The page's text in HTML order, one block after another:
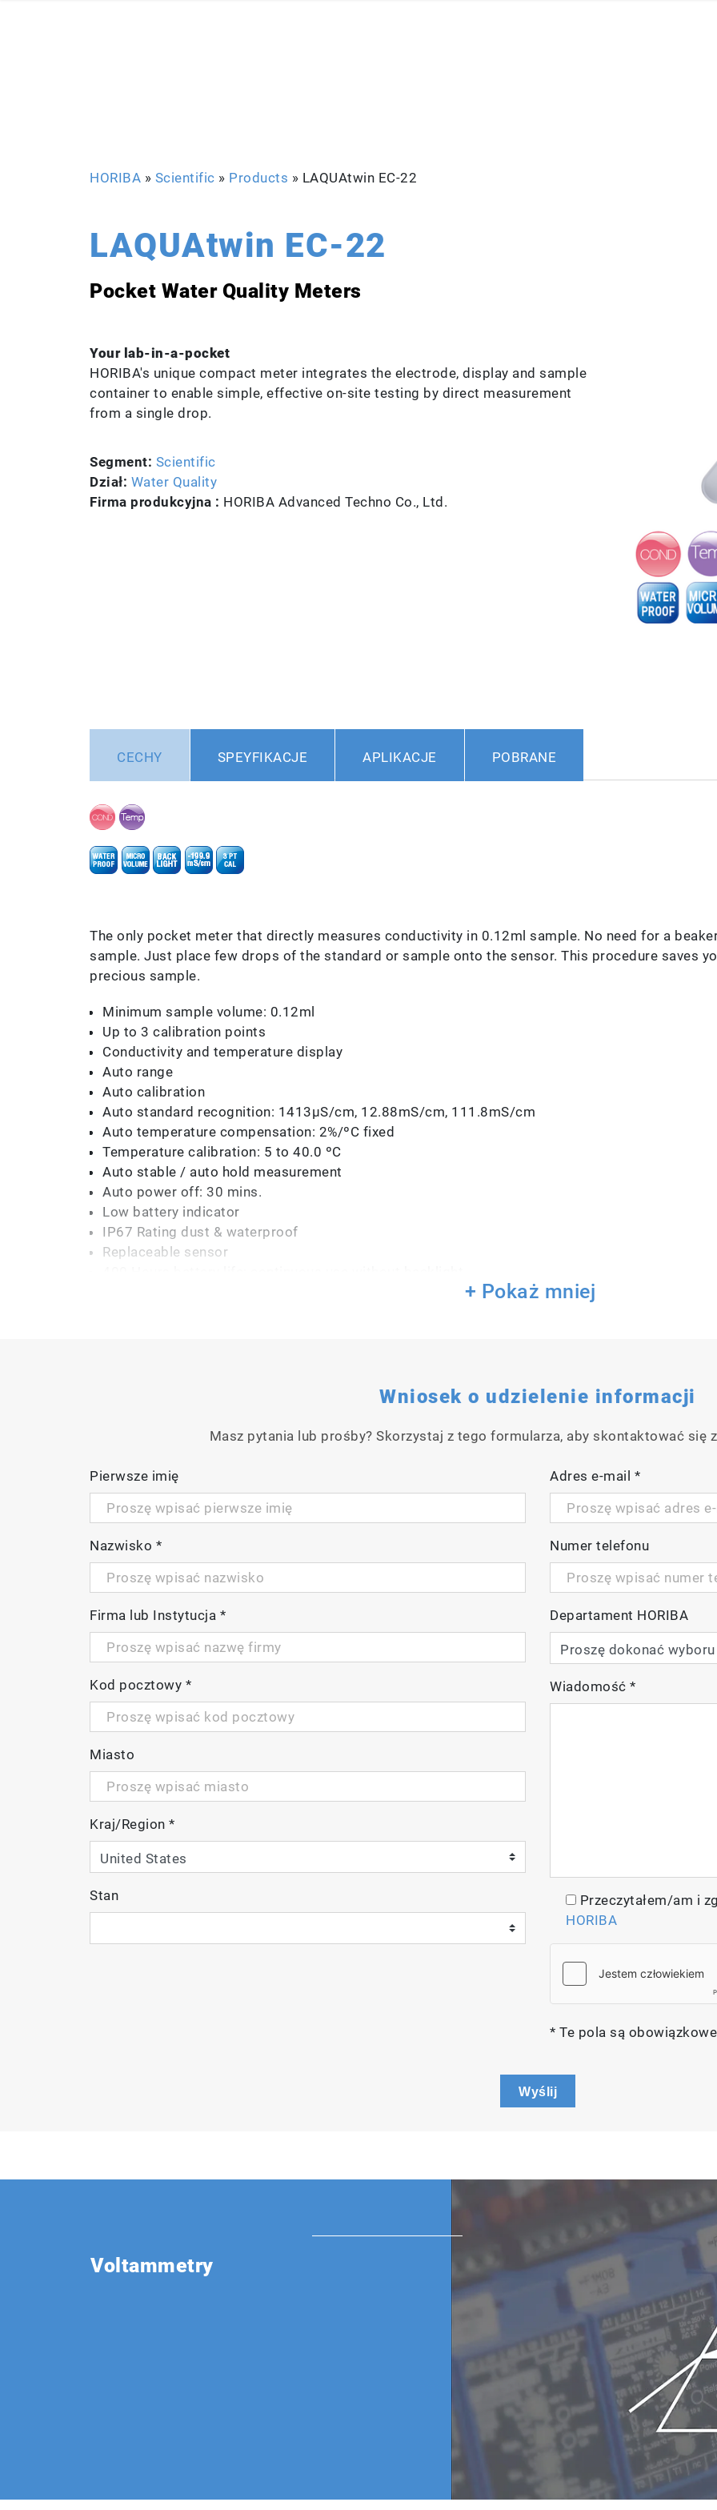
HORIBA » Scientific » Products » LAQUAtwin EC-22
LAQUAtwin EC-22
Pocket Water Quality Meters
Your lab-in-a-pocket
HORIBA's unique compact meter integrates the electrode, display and sample
container to enable simple, effective on-site testing by direct measurement
from a single drop.
Segment: Scientific
Dział: Water Quality
Firma produkcyjna : HORIBA Advanced Techno Co., Ltd.
CECHY SPEYFIKACJE APLIKACJE POBRANE
The only pocket meter that directly measures conductivity in 0.12ml sample. No need for a
sample. Just place few drops of the standard or sample onto the sensor. This procedure saves
precious sample.
Minimum sample volume: 0.12ml
Up to 3 calibration points
Conductivity and temperature display
Auto range
Auto calibration
Auto standard recognition: 1413µS/cm, 12.88mS/cm, 111.8mS/cm
Auto temperature compensation: 2%/ºC fixed
Temperature calibration: 5 to 40.0 ºC
Auto stable / auto hold measurement
Auto power off: 30 mins.
Low battery indicator
IP67 Rating dust & waterproof
Replaceable sensor
Materials: ABS epoxy body & titanium coated with platinum black sensor
Supplied with 1413µS/cm & 12.88mS/cm conductivity standards (14ml each), conditioning
+ Pokaż mniej
Wniosek o udzielenie informacji
Masz pytania lub prośby? Skorzystaj z tego formularza, aby skontaktować się
Pierwsze imię
Nazwisko *
Firma lub Instytucja *
Kod pocztowy *
Miasto
Kraj/Region *
Stan
Adres e-mail *
Numer telefonu
Departament HORIBA
Wiadomość *
Przeczytałem/am i
HORIBA
* Te pola są
Wyślij
Voltammetry